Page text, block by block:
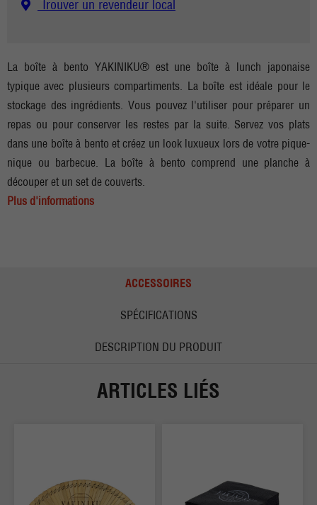
Trouver un revendeur local
La boîte à bento YAKINIKU® est une boîte à lunch japonaise
typique avec plusieurs compartiments. La boîte est idéale pour le
stockage des ingrédients. Vous pouvez l'utiliser pour préparer un
repas ou pour conserver les restes par la suite. Servez vos plats
dans une boîte à bento et créez un look luxueux lors de votre pique-
nique ou barbecue. La boîte à bento comprend une planche à
découper et un set de couverts.
Plus d'informations
ACCESSOIRES
SPÉCIFICATIONS
DESCRIPTION DU PRODUIT
ARTICLES LIÉS